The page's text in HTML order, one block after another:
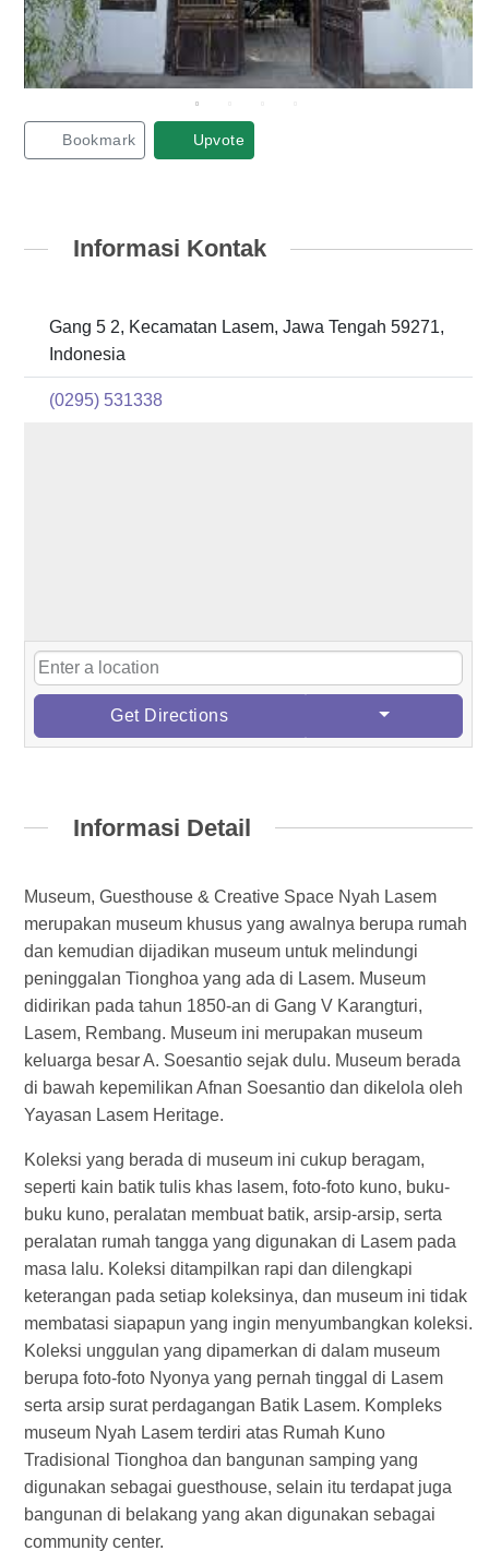
Bookmark Upvote
Informasi Kontak
Gang 5 2, Kecamatan Lasem, Jawa Tengah 59271,
Indonesia
(0295) 531338
Get Directions
Informasi Detail
Museum, Guesthouse & Creative Space Nyah Lasem
merupakan museum khusus yang awalnya berupa rumah
dan kemudian dijadikan museum untuk melindungi
peninggalan Tionghoa yang ada di Lasem. Museum
didirikan pada tahun 1850-an di Gang V Karangturi,
Lasem, Rembang. Museum ini merupakan museum
keluarga besar A. Soesantio sejak dulu. Museum berada
di bawah kepemilikan Afnan Soesantio dan dikelola oleh
Yayasan Lasem Heritage.
Koleksi yang berada di museum ini cukup beragam,
seperti kain batik tulis khas lasem, foto-foto kuno, buku-
buku kuno, peralatan membuat batik, arsip-arsip, serta
peralatan rumah tangga yang digunakan di Lasem pada
masa lalu. Koleksi ditampilkan rapi dan dilengkapi
keterangan pada setiap koleksinya, dan museum ini tidak
membatasi siapapun yang ingin menyumbangkan koleksi.
Koleksi unggulan yang dipamerkan di dalam museum
berupa foto-foto Nyonya yang pernah tinggal di Lasem
serta arsip surat perdagangan Batik Lasem. Kompleks
museum Nyah Lasem terdiri atas Rumah Kuno
Tradisional Tionghoa dan bangunan samping yang
digunakan sebagai guesthouse, selain itu terdapat juga
bangunan di belakang yang akan digunakan sebagai
community center.